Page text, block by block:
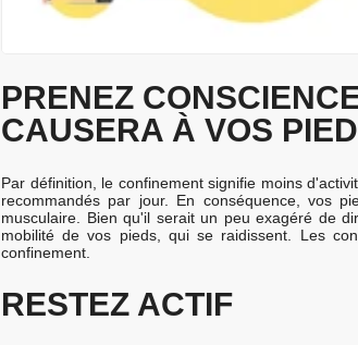
PRENEZ
CAUSERA À VOS
Par définition, le confinement signifie moins
recommandés par jour. En conséquence, vos
musculaire. Bien qu'il serait un peu exagéré de
mobilité de vos pieds, qui se raidissent. Les
confinement.
RESTEZ ACTIF